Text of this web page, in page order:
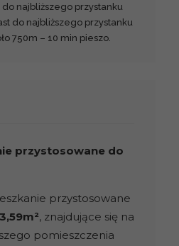
najbliższego przystanku
do najbliższego przystanku
750m – 10 min pieszo.
przystosowane do
przystosowane
, znajdujące się na
pomieszczenia